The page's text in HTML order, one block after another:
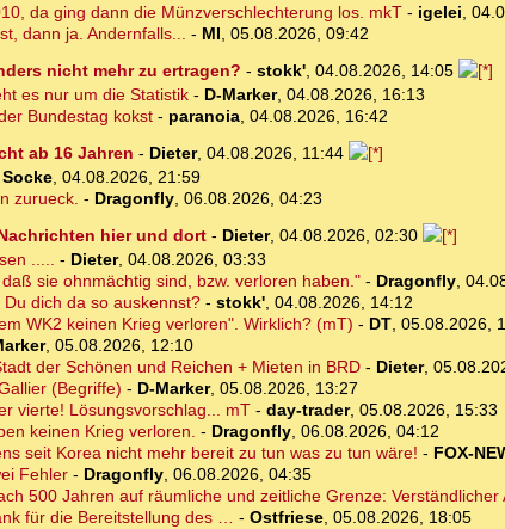
da ging dann die Münzverschlechterung los. mkT- igelei,
dann ja. Andernfalls... - MI, 05.08.2026, 09:42
nicht mehr zu ertragen? - stokk', 04.08.2026, 14:05
es nur um die Statistik- D-Marker, 04.08.2026, 16:13
Bundestag kokst- paranoia, 04.08.2026, 16:42
ab 16 Jahren - Dieter, 04.08.2026, 11:44
Socke, 04.08.2026, 21:59
zurueck. - Dragonfly, 06.08.2026, 04:23
hier und dort- Dieter, 04.08.2026, 02:30
..... - Dieter, 04.08.2026, 03:33
sie ohnmächtig sind, bzw. verloren haben."- Dragonfly,
dich da so auskennst?- stokk', 04.08.2026, 14:12
WK2 keinen Krieg verloren". Wirklich? (mT) - DT, 05.08.2026,
, 05.08.2026, 12:10
der Schönen und Reichen + Mieten in BRD- Dieter,
(Begriffe) - D-Marker, 05.08.2026, 13:27
vierte! Lösungsvorschlag... mT- day-trader, 05.08.2026, 15:33
keinen Krieg verloren. - Dragonfly, 06.08.2026, 04:12
seit Korea nicht mehr bereit zu tun was zu tun wäre! - FOX-
Fehler- Dragonfly, 06.08.2026, 04:35
500 Jahren auf räumliche und zeitliche Grenze: Verständlicher
für die Bereitstellung des … - Ostfriese, 05.08.2026, 18:05